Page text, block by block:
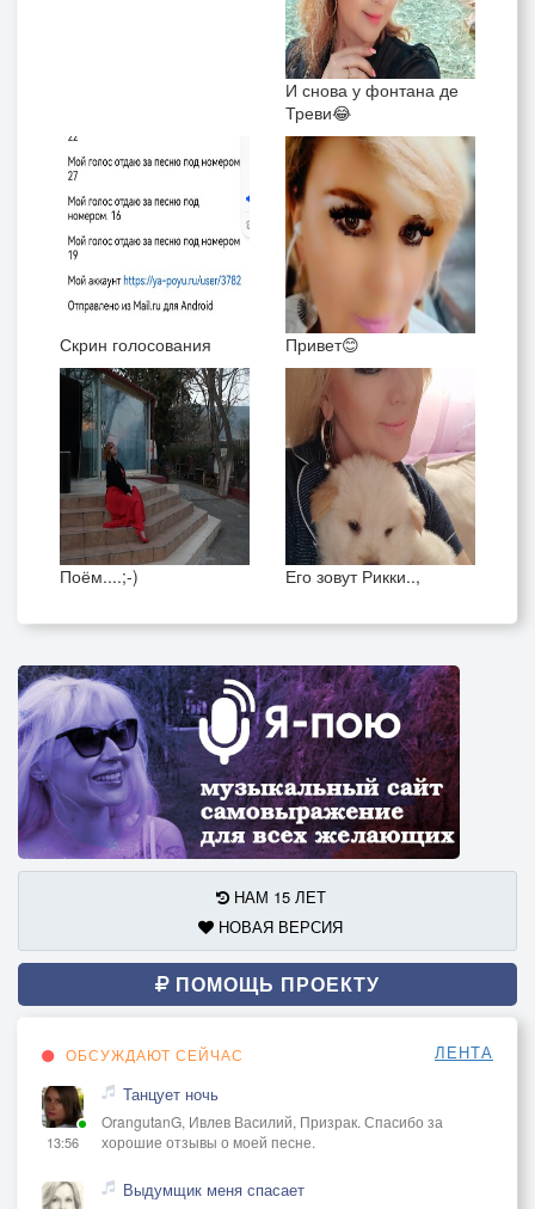
И снова у фонтана де
Треви😂
Скрин голосования Привет😊
Поём....;-) Его зовут Рикки..,
НАМ 15 ЛЕТ
НОВАЯ ВЕРСИЯ
ПОМОЩЬ ПРОЕКТУ
ОБСУЖДАЮТ СЕЙЧАС ЛЕНТА
13:56
Танцует ночь
OrangutanG, Ивлев Василий, Призрак. Спасибо за
хорошие отзывы о моей песне.
Выдумщик меня спасает